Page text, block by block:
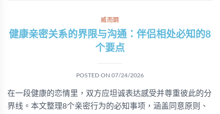
威而鋼
健康亲密关系的界限与沟通：伴侣相处必知的8
个要点
POSTED ON 07/24/2026
在一段健康的恋情里，双方应坦诚表达感受并尊重彼此的分
界线。本文整理8个亲密行为的必知事项，涵盖同意原则、